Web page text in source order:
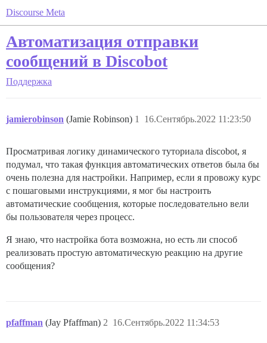
Discourse Meta
Автоматизация отправки
сообщений в Discobot
Поддержка
jamierobinson (Jamie Robinson) 16.Сентябрь.2022 11:23:50
1
Просматривая логику динамического туториала discobot, я
подумал, что такая функция автоматических ответов была бы
очень полезна для настройки. Например, если я провожу курс
с пошаговыми инструкциями, я мог бы настроить
автоматические сообщения, которые последовательно вели
бы пользователя через процесс.
Я знаю, что настройка бота возможна, но есть ли способ
реализовать простую автоматическую реакцию на другие
сообщения?
pfaffman (Jay Pfaffman) 16.Сентябрь.2022 11:34:53
2